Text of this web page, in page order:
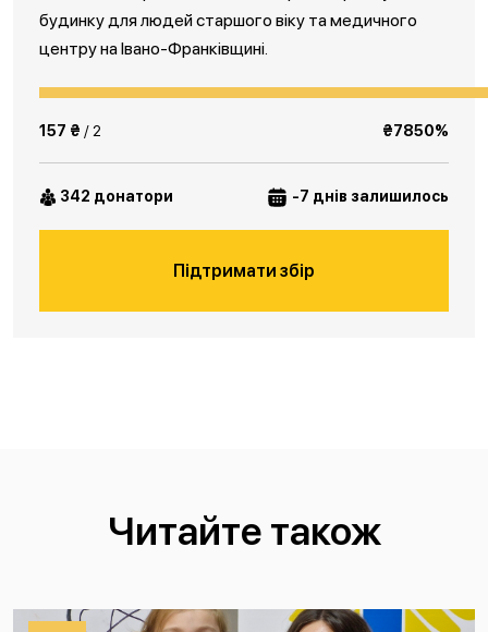
будинку для людей старшого віку та медичного
центру на Івано-Франківщині.
157 ₴ / 2 ₴7850%
342 донатори -7 днів залишилось
Підтримати збір
Читайте також